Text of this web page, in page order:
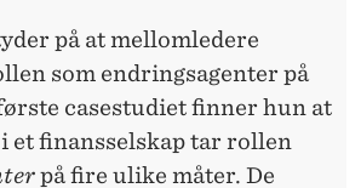
på at mellomledere
som endringsagenter på
casestudiet finner hun at
et finansselskap tar rollen
på fire ulike måter. De